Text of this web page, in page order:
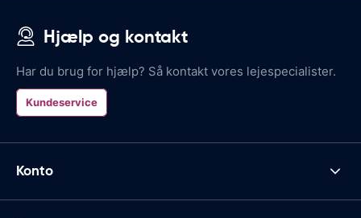
Hjælp og kontakt
Har du brug for hjælp? Så kontakt vores lejespecialister.
Kundeservice
Konto